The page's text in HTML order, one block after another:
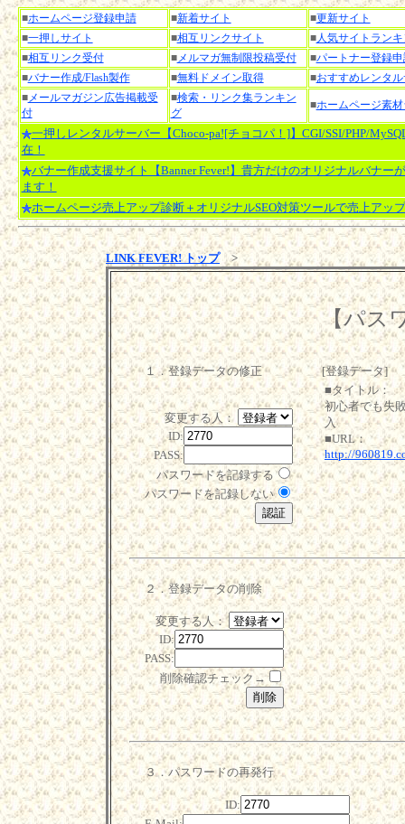
■ホームページ登録申請 ■新着サイト ■更新サイト
■一押しサイト ■相互リンクサイト ■人気サイトランキ
■相互リンク受付 ■メルマガ無制限投稿受付 ■パートナー登録申
■バナー作成/Flash製作 ■無料ドメイン取得 ■おすすめレンタ
■メールマガジン広告掲載受
付
■検索・リンク集ランキン
グ
■ホームページ素
一押しレンタルサーバー【Choco-pa![チョコパ！]】CGI/SSI/PHP/
在！
バナー作成支援サイト【Banner Fever!】貴方だけのオリジナルバナー
ます！
ホームページ売上アップ診断＋オリジナルSEO対策ツールで売上アッ
LINK FEVER! トップ>
【パス
１．登録データの修正
変更する人：
ID:
PASS:
パスワードを記録する
パスワードを記録しない
[登録データ]
■タイトル：
初心者でも失
入
■URL：
http://
２．登録データの削除
変更する人：
ID:
PASS:
削除確認チェック→
３．パスワードの再発行
ID: